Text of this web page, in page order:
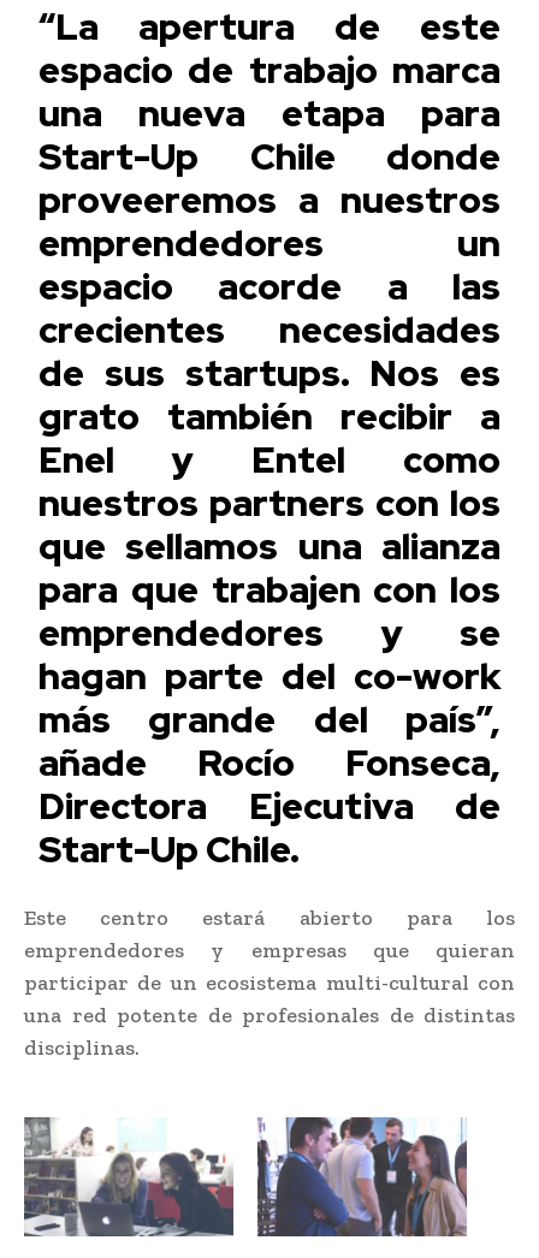
“La apertura de este
espacio de trabajo marca
una nueva etapa para
Start-Up Chile donde
proveeremos a nuestros
emprendedores un
espacio acorde a las
crecientes necesidades
de sus startups. Nos es
grato también recibir a
Enel y Entel como
nuestros partners con los
que sellamos una alianza
para que trabajen con los
emprendedores y se
hagan parte del co-work
más grande del país”,
añade Rocío Fonseca,
Directora Ejecutiva de
Start-Up Chile.
Este centro estará abierto para los
emprendedores y empresas que quieran
participar de un ecosistema multi-cultural con
una red potente de profesionales de distintas
disciplinas.